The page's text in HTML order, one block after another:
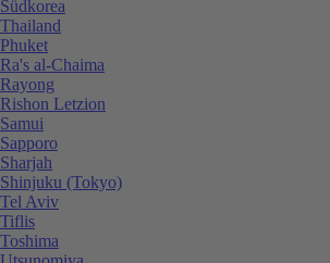
Südkorea
Thailand
Phuket
Ra's al-Chaima
Rayong
Rishon Letzion
Samui
Sapporo
Sharjah
Shinjuku (Tokyo)
Tel Aviv
Tiflis
Toshima